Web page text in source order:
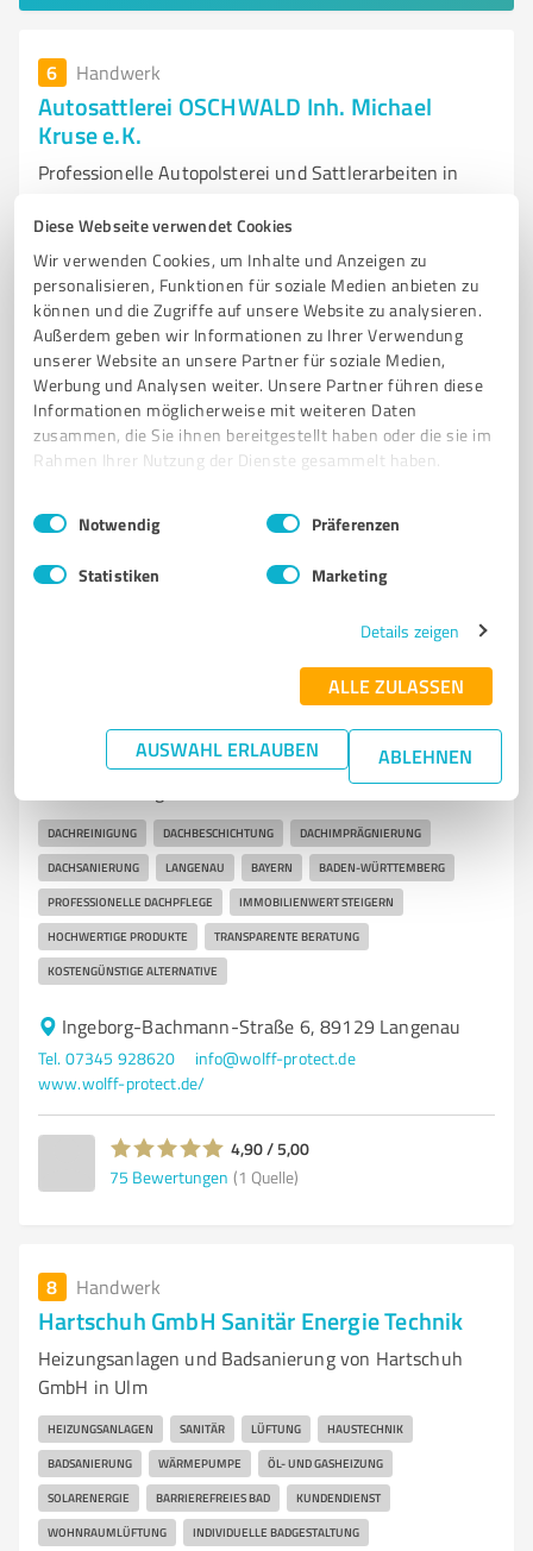
Diese Webseite verwendet Cookies
Wir verwenden Cookies, um Inhalte und Anzeigen zu
personalisieren, Funktionen für soziale Medien anbieten zu
können und die Zugriffe auf unsere Website zu analysieren.
Außerdem geben wir Informationen zu Ihrer Verwendung
unserer Website an unsere Partner für soziale Medien,
Werbung und Analysen weiter. Unsere Partner führen diese
Informationen möglicherweise mit weiteren Daten
zusammen, die Sie ihnen bereitgestellt haben oder die sie im
Rahmen Ihrer Nutzung der Dienste gesammelt haben.
Impressum Datenschutzbestimmungen
Einwilligungsauswahl
Notwendig Präferenzen
Statistiken Marketing
Details zeigen
ALLE ZULASSEN
AUSWAHL ERLAUBEN ABLEHNEN
6 Handwerk
Autosattlerei OSCHWALD Inh. Michael
Kruse e.K.
Professionelle Autopolsterei und Sattlerarbeiten in
CABRIOVERDECKE OLDTIMER POLSTERARBEITEN MOTORRÄDER
SATTLERARBEITEN UNTERELCHINGEN FAHRZEUGRESTAURIERUNG
INDIVIDUELLE LÖSUNGEN KUNDENSERVICE
Gewerbestraße 24, 89275 Elchingen
Tel. 07308 9291720
mail@autosattlerei-oschwald.de
www.autosattlerei-oschwald.de/
4,90 / 5,00
WOLFF ProTect GmbH: Dachbeschichtung &
Dachreinigung
Dachreinigung und Dachbeschichtung von WOLFF
DACHREINIGUNG DACHBESCHICHTUNG DACHIMPRÄGNIERUNG
DACHSANIERUNG LANGENAU BAYERN BADEN-WÜRTTEMBERG
PROFESSIONELLE DACHPFLEGE IMMOBILIENWERT STEIGERN
HOCHWERTIGE PRODUKTE TRANSPARENTE BERATUNG
KOSTENGÜNSTIGE ALTERNATIVE
Ingeborg-Bachmann-Straße 6, 89129 Langenau
Tel. 07345 928620
info@wolff-protect.de
www.wolff-protect.de/
4,90 / 5,00
75 Bewertungen (1 Quelle)
8 Handwerk
Hartschuh GmbH Sanitär Energie Technik
Heizungsanlagen und Badsanierung von Hartschuh
GmbH in Ulm
HEIZUNGSANLAGEN SANITÄR LÜFTUNG HAUSTECHNIK
BADSANIERUNG WÄRMEPUMPE ÖL- UND GASHEIZUNG
SOLARENERGIE BARRIEREFREIES BAD KUNDENDIENST
WOHNRAUMLÜFTUNG INDIVIDUELLE BADGESTALTUNG